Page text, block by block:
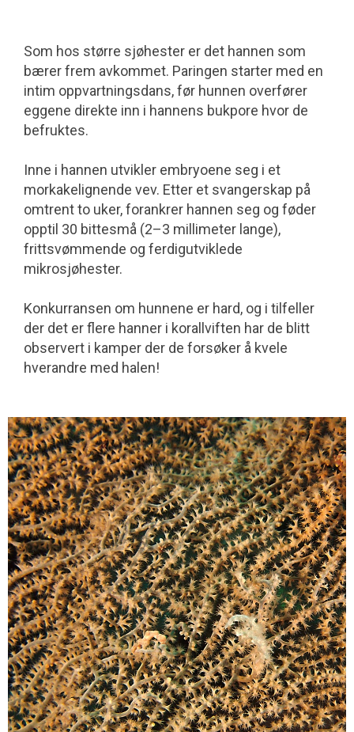
Som hos større sjøhester er det hannen som
bærer frem avkommet. Paringen starter med en
intim oppvartningsdans, før hunnen overfører
eggene direkte inn i hannens bukpore hvor de
befruktes.
Inne i hannen utvikler embryoene seg i et
morkakelignende vev. Etter et svanger­skap på
omtrent to uker, forankrer hannen seg og føder
opptil 30 bittesmå (2–3 millimeter lange),
frittsvømmende og ferdigutviklede
mikrosjøhester.
Konkurransen om hunnene er hard, og i tilfeller
der det er flere hanner i korall­viften har de blitt
observert i kamper der de forsøker å kvele
hverandre med halen!